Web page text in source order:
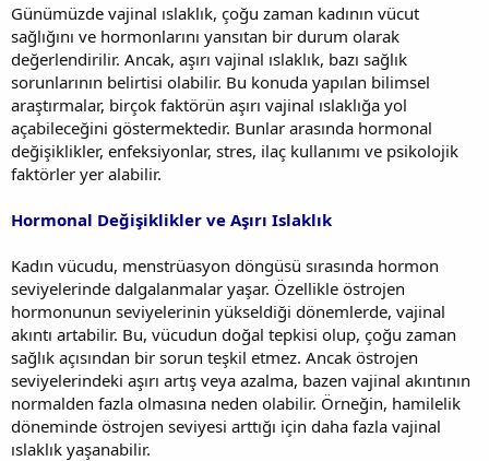
Günümüzde vajinal ıslaklık, çoğu zaman kadının vücut
sağlığını ve hormonlarını yansıtan bir durum olarak
değerlendirilir. Ancak, aşırı vajinal ıslaklık, bazı sağlık
sorunlarının belirtisi olabilir. Bu konuda yapılan bilimsel
araştırmalar, birçok faktörün aşırı vajinal ıslaklığa yol
açabileceğini göstermektedir. Bunlar arasında hormonal
değişiklikler, enfeksiyonlar, stres, ilaç kullanımı ve psikolojik
faktörler yer alabilir.
Hormonal Değişiklikler ve Aşırı Islaklık
Kadın vücudu, menstrüasyon döngüsü sırasında hormon
seviyelerinde dalgalanmalar yaşar. Özellikle östrojen
hormonunun seviyelerinin yükseldiği dönemlerde, vajinal
akıntı artabilir. Bu, vücudun doğal tepkisi olup, çoğu zaman
sağlık açısından bir sorun teşkil etmez. Ancak östrojen
seviyelerindeki aşırı artış veya azalma, bazen vajinal akıntının
normalden fazla olmasına neden olabilir. Örneğin, hamilelik
döneminde östrojen seviyesi arttığı için daha fazla vajinal
ıslaklık yaşanabilir.